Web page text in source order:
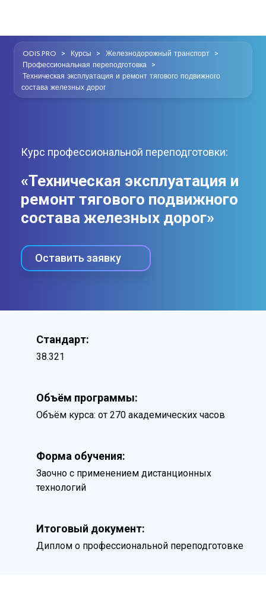
ODIS.PRO > Курсы > Железнодорожный транспорт >
Профессиональная переподготовка >
Техническая эксплуатация и ремонт тягового подвижного
состава железных дорог
Курс профессиональной переподготовки:
«Техническая эксплуатация и
ремонт тягового подвижного
состава железных дорог»
Оставить заявку
Стандарт:
38.321
Объём программы:
Объём курса: от 270 академических часов
Форма обучения:
Заочно с применением дистанционных
технологий
Итоговый документ:
Диплом о профессиональной переподготовке